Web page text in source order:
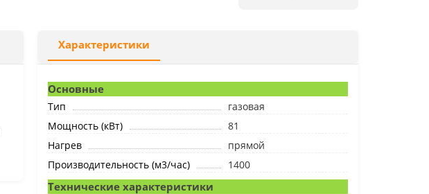
Характеристики
Основные
Тип
газовая
Мощность (кВт)
81
Нагрев
прямой
Производительность (м3/час)
1400
Технические характеристики